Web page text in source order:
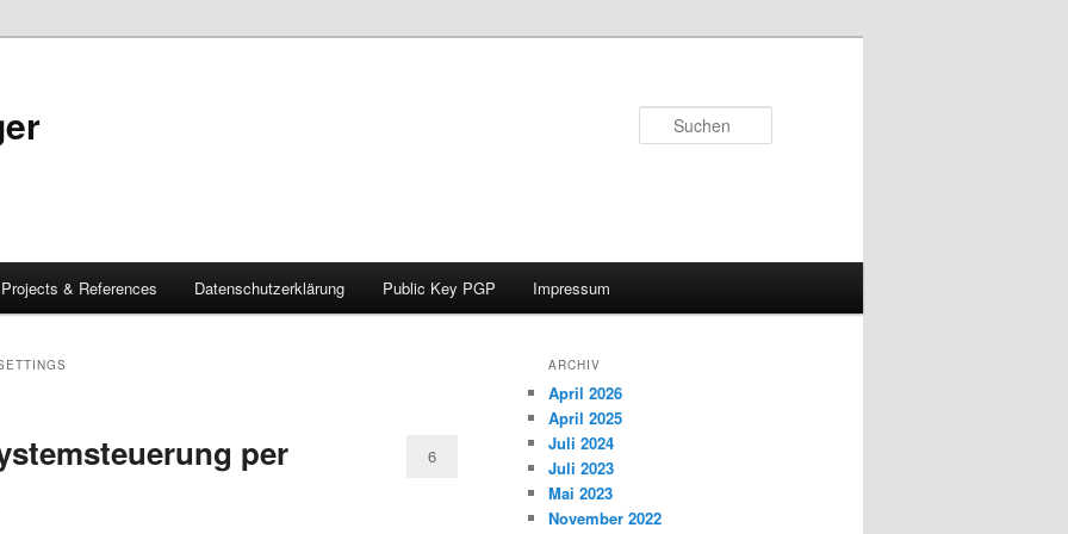
Projects & References Datenschutzerklärung Public Key PGP Impressum
per
6
ARCHIV
April 2026
April 2025
Juli 2024
Juli 2023
Mai 2023
November 2022